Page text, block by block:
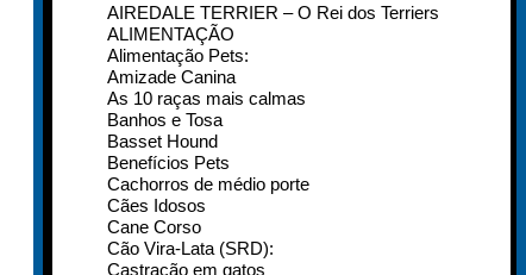
AIREDALE TERRIER – O Rei dos Terriers
ALIMENTAÇÃO
Alimentação Pets:
Amizade Canina
As 10 raças mais calmas
Banhos e Tosa
Basset Hound
Benefícios Pets
Cachorros de médio porte
Cães Idosos
Cane Corso
Cão Vira-Lata (SRD):
Castração em gatos